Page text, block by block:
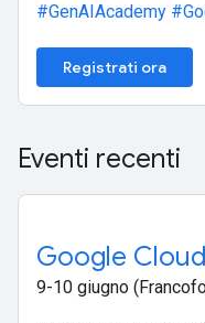
#GenAIAcademy
Registrati ora
Eventi recenti
Google
9-10 giugno